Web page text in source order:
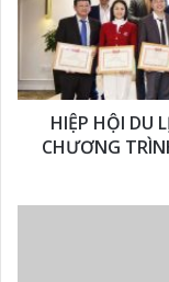
HIỆP HỘI DU
CHƯƠNG